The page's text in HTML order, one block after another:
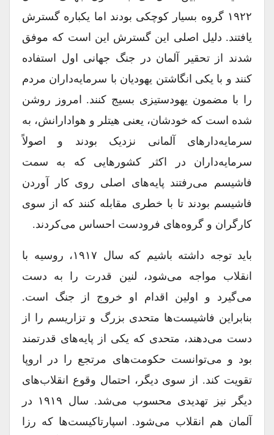
۱۹۲۲ گروه بسیار کوچکی بودند اما یکباره گسترش
یافتند. دلیل اصلی این گسترش این است که موفق
شدند از تحقیر آلمان در جنگ جهانی اول استفاده
کنند و با یکی انگاشتن یهودیان با سرمایه‌داران مردم
را با مضمون یهودستیزی بسیج کنند. امروز روشن
شده است که خودشان، یعنی هیتلر و هوادارانش، به
سرمایه‌دارهای آلمانی نزدیک بودند و اصولاً
سرمایه‌داران در اکثر کشورهایی که به سمت
فاشیسم می‌رفتند پایه‌های اصلی روی کار آوردن
فاشیسم بودند تا با خطری مقابله کنند که از سوی
کارگران و گروه‌های فرودست احساس می‌کردند.
باید توجه داشته باشیم که سال ۱۹۱۷، روسیه با
انقلاب مواجه می‌شود، لنین قدرت را به دست
می‌گیرد و اولین اقدام او خروج از جنگ است.
بنابراین فاشیست‌ها متحدی بزرگ و تزاریسم را از
دست می‌دهند، متحدی که یکی از پایه‌های قدرتمند
بود و می‌توانست حکومت‌های مرتجع را در اروپا
تقویت کند. از سوی دیگر، احتمال وقوع انقلاب‌های
دیگر نیز تهدیدی محسوب می‌شد. سال ۱۹۱۹ در
آلمان هم انقلاب می‌شود. اسپارتاکیست‌ها که رزا